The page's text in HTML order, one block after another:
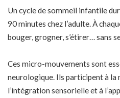
Un cycle de sommeil infantile
90 minutes chez l’adulte. À
bouger, grogner, s’étirer… sans
Ces micro-mouvements sont
neurologique. Ils participent à la
l’intégration sensorielle et à